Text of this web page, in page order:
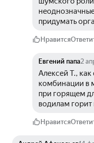
придумать
Нравится
Евгений папа2
Алексей Т., как
комбинации в
при горящем
водилам
Нравится